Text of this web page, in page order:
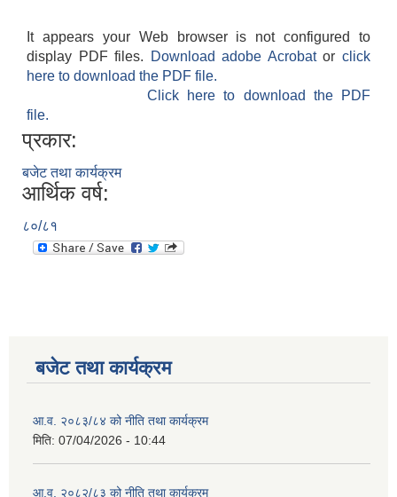
It appears your Web browser is not configured to
display PDF files.
Download adobe Acrobatorclick
here to download the PDF file.
Click here to download the PDF
file.
प्रकार:
बजेट तथा कार्यक्रम
आर्थिक वर्ष:
८०/८१
बजेट तथा कार्यक्रम
आ.व. २०८३/८४ को नीति तथा कार्यक्रम
मिति: 07/04/2026 - 10:44
आ.व. २०८२/८३ को नीति तथा कार्यक्रम